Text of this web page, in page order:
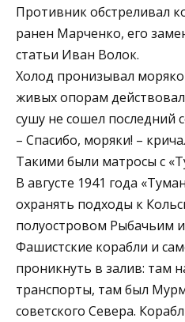
Противник обстреливал
ранен Марченко, его
статьи Иван Волок.
Холод пронизывал
живых опорам
сушу не сошел последний
– Спасибо, моряки! –
Такими были матросы с
В августе 1941 года
охранять подходы к
полуостровом Рыбачьим
Фашистские корабли и
проникнуть в залив: там
транспорты, там был
советского Севера.